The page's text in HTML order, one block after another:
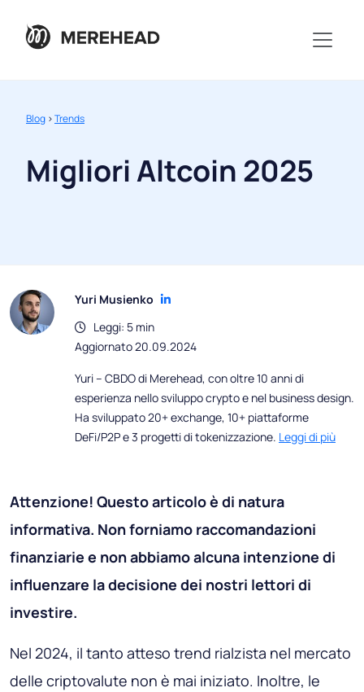
Blog >Trends
Migliori Altcoin 2025
Yuri Musienko
Leggi: 5 min
Aggiornato 20.09.2024
Yuri – CBDO di Merehead, con oltre 10 anni di
esperienza nello sviluppo crypto e nel business design.
Ha sviluppato 20+ exchange, 10+ piattaforme
DeFi/P2P e 3 progetti di tokenizzazione. Leggi di più
Attenzione! Questo articolo è di natura
informativa. Non forniamo raccomandazioni
finanziarie e non abbiamo alcuna intenzione di
influenzare la decisione dei nostri lettori di
investire.
Nel 2024, il tanto atteso trend rialzista nel mercato
delle criptovalute non è mai iniziato. Inoltre, le